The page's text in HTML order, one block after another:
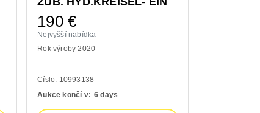
190€
Nejvyšší nabídka
Rok výroby 2020
Císlo: 10993138
Aukce končí v: 6 days